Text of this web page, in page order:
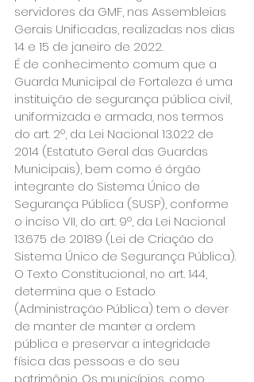
servidores da GMF, nas Assembleias
Gerais Unificadas, realizadas nos dias
14 e 15 de janeiro de 2022.
É de conhecimento comum que a
Guarda Municipal de Fortaleza é uma
instituição de segurança pública civil,
uniformizada e armada, nos termos
do art. 2º, da Lei Nacional 13.022 de
2014 (Estatuto Geral das Guardas
Municipais), bem como é órgão
integrante do Sistema Único de
Segurança Pública (SUSP), conforme
o inciso VII, do art. 9º, da Lei Nacional
13.675 de 20189 (Lei de Criação do
Sistema Único de Segurança Pública).
O Texto Constitucional, no art. 144,
determina que o Estado
(Administração Pública) tem o dever
de manter de manter a ordem
pública e preservar a integridade
física das pessoas e do seu
patrimônio. Os municípios, como